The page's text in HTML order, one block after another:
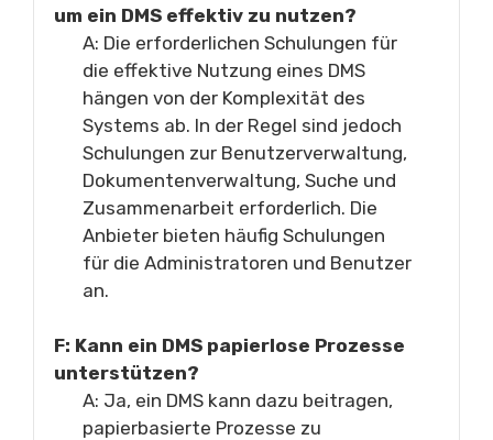
um ein DMS effektiv zu nutzen?
A: Die erforderlichen Schulungen für
die effektive Nutzung eines DMS
hängen von der Komplexität des
Systems ab. In der Regel sind jedoch
Schulungen zur Benutzerverwaltung,
Dokumentenverwaltung, Suche und
Zusammenarbeit erforderlich. Die
Anbieter bieten häufig Schulungen
für die Administratoren und Benutzer
an.
F: Kann ein DMS papierlose Prozesse
unterstützen?
A: Ja, ein DMS kann dazu beitragen,
papierbasierte Prozesse zu